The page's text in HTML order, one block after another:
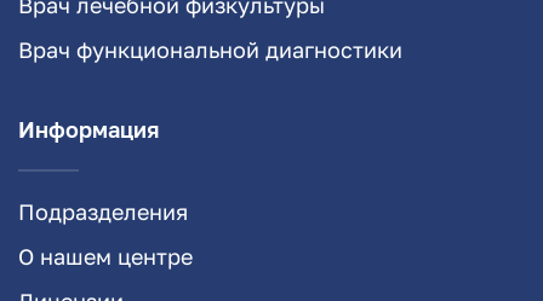
Врач функциональной диагностики
Информация
Подразделения
О нашем центре